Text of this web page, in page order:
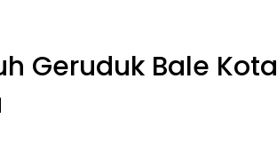
Geruduk Bale Kota